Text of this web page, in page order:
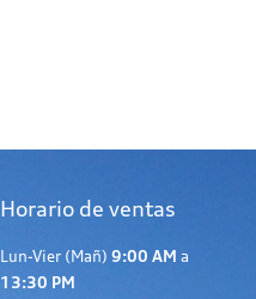
Horario de ventas
Lun-Vier (Mañ) 9:00 AM a
13:30 PM